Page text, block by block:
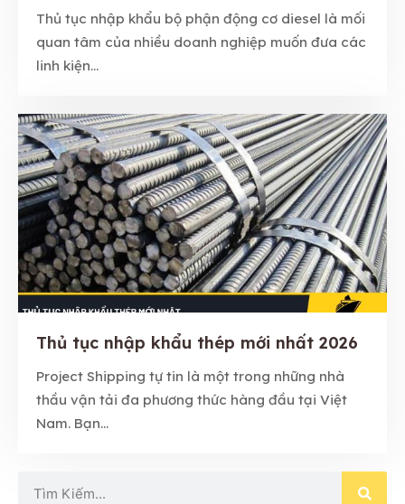
Thủ tục nhập khẩu bộ phận động cơ diesel là mối
quan tâm của nhiều doanh nghiệp muốn đưa các
linh kiện...
Thủ tục nhập khẩu thép mới nhất 2026
Project Shipping tự tin là một trong những nhà
thầu vận tải đa phương thức hàng đầu tại Việt
Nam. Bạn...